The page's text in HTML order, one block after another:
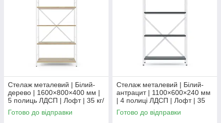
Стелаж металевий | Білий-
дерево | 1600×800×400 мм |
5 полиць ЛДСП | Лофт | 35 кг/
полицю | для дому, офісу та
вітальні
Готово до відправки
Стелаж металевий | Білий-
антрацит | 1100×600×240 мм
| 4 полиці ЛДСП | Лофт | 35
кг/полицю | для дому, офісу
та вітальні
Готово до відправки